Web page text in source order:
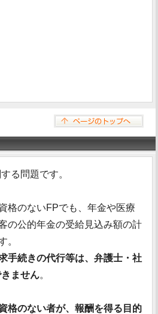
る問題です。
格のないFPでも、年金や医療
の公的年金の受給見込み額の計
。
手続きの代行等は、弁護士・社
ません。
格のない者が、報酬を得る目的